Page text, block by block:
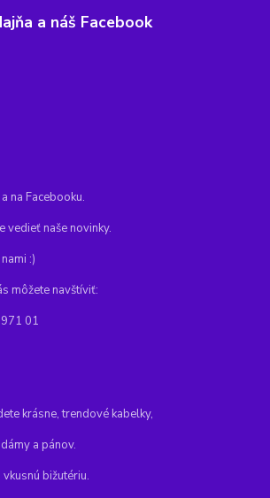
a náš Facebook
na Facebooku.
vedieť naše novinky.
:)
môžete navštíviť:
01
krásne, trendové kabelky,
a pánov.
vkusnú bižutériu.